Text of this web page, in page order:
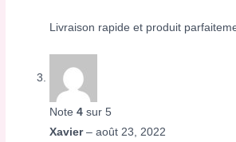
Livraison rapide et produit
Note4 sur 5
Xavier– août 23, 2022